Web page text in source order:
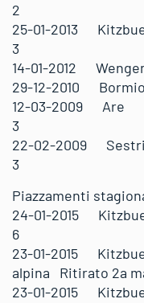
2
25-01-2013
3
14-01-2012
29-12-2010
12-03-2009
3
22-02-2009
3
Piazzamenti
24-01-2015
6
23-01-2015
alpina Ritirato 2a
23-01-2015